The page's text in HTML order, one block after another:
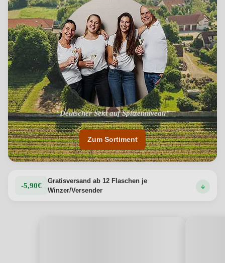
"Deutscher Sekt auf Spitzenniveau"
"Traditionelle Herstellung mit langer Hefereife"
Zum Sortiment
-5,90€
Gratisversand ab 12 Flaschen je
Winzer/Versender